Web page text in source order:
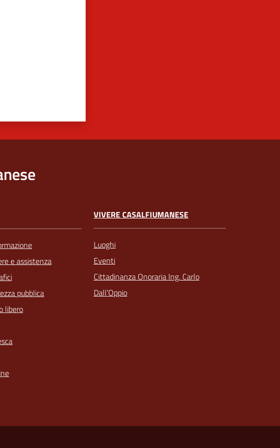
e assistenza
pubblica
libero
VIVERE CASALFIUMANESE
Luoghi
Eventi
Cittadinanza Onoraria Ing. Carlo
Dall’Oppio